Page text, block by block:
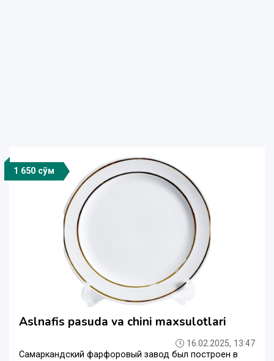
1 650 сўм
Aslnafis pasuda va chini maxsulotlari
16.02.2025, 13:47
Самаркандский фарфоровый завод был построен в